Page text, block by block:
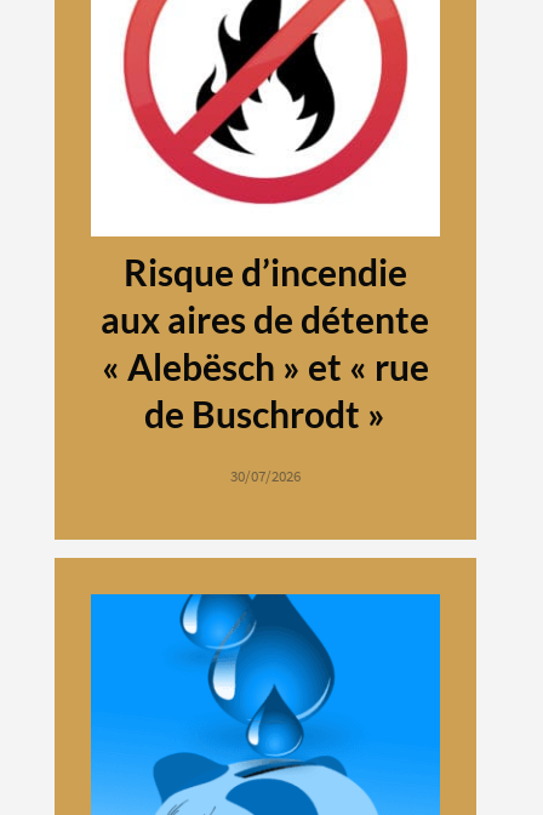
Risque d’incendie
aux aires de détente
« Alebësch » et « rue
de Buschrodt »
30/07/2026